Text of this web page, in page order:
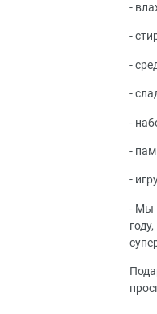
-
-
-
-
-
-
-
- Мы